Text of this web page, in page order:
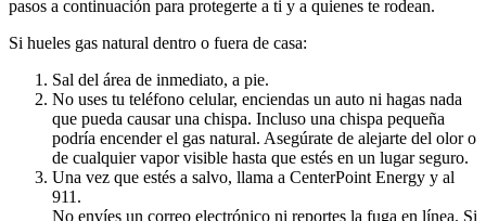
pasos a continuación para protegerte a ti y a quienes te rodean.
Si hueles gas natural dentro o fuera de casa:
Sal del área de inmediato, a pie.
No uses tu teléfono celular, enciendas un auto ni hagas nada
que pueda causar una chispa. Incluso una chispa pequeña
podría encender el gas natural. Asegúrate de alejarte del olor o
de cualquier vapor visible hasta que estés en un lugar seguro.
Una vez que estés a salvo, llama a CenterPoint Energy y al
911.
No envíes un correo electrónico ni reportes la fuga en línea. Si